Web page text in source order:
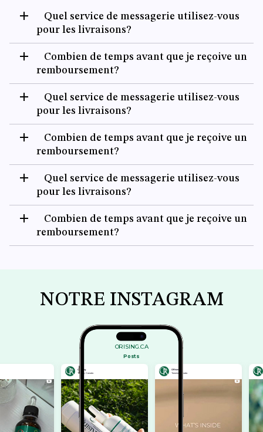
Quel service de messagerie utilisez-vous
pour les livraisons?
Combien de temps avant que je reçoive un
remboursement?
Quel service de messagerie utilisez-vous
pour les livraisons?
Combien de temps avant que je reçoive un
remboursement?
Quel service de messagerie utilisez-vous
pour les livraisons?
Combien de temps avant que je reçoive un
remboursement?
NOTRE INSTAGRAM
ORISING.CA
Posts